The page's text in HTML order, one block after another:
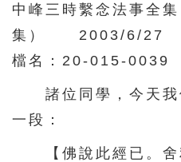
中峰三時繫念法事
集） 2003/6/27
檔名：20-015-0039
諸位同學，今天我
一段：
【佛說此經已。舍